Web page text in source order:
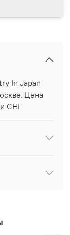
In Japan
Цена
и СНГ